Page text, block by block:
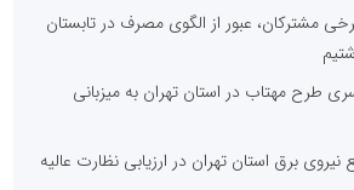
مشترکان، عبور از الگوی مصرف در تابستان
طرح مهتاب در استان تهران به میزبانی
برق استان تهران در ارزیابی نظارت عالیه